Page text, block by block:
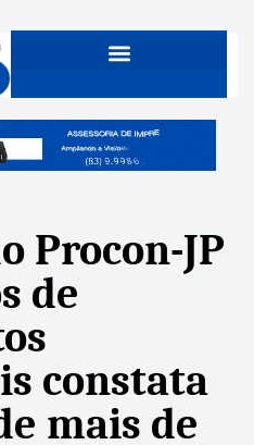
Procon-JP
de
constata
mais de